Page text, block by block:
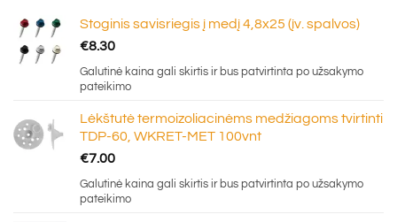
Stoginis savisriegis į medį 4,8x25 (įv. spalvos)
€8.30
Galutinė kaina gali skirtis ir bus patvirtinta po užsakymo
pateikimo
Lėkštutė termoizoliacinėms medžiagoms tvirtinti
TDP-60, WKRET-MET 100vnt
€7.00
Galutinė kaina gali skirtis ir bus patvirtinta po užsakymo
pateikimo